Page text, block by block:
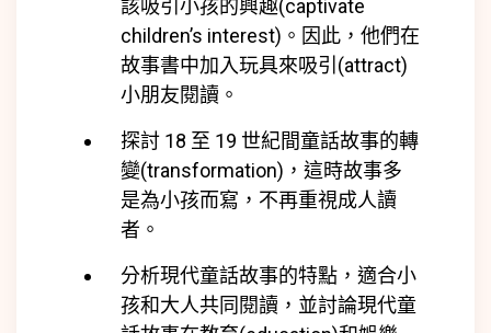
該吸引小孩的興趣(captivate
children’s interest)。因此，他們在
故事書中加入玩具來吸引(attract)
小朋友閱讀。
探討 18 至 19 世紀間童話故事的轉
變(transformation) ，這時故事多
是為小孩而寫，不再重視成人讀
者。
分析現代童話故事的特點，適合小
孩和大人共同閱讀，並討論現代童